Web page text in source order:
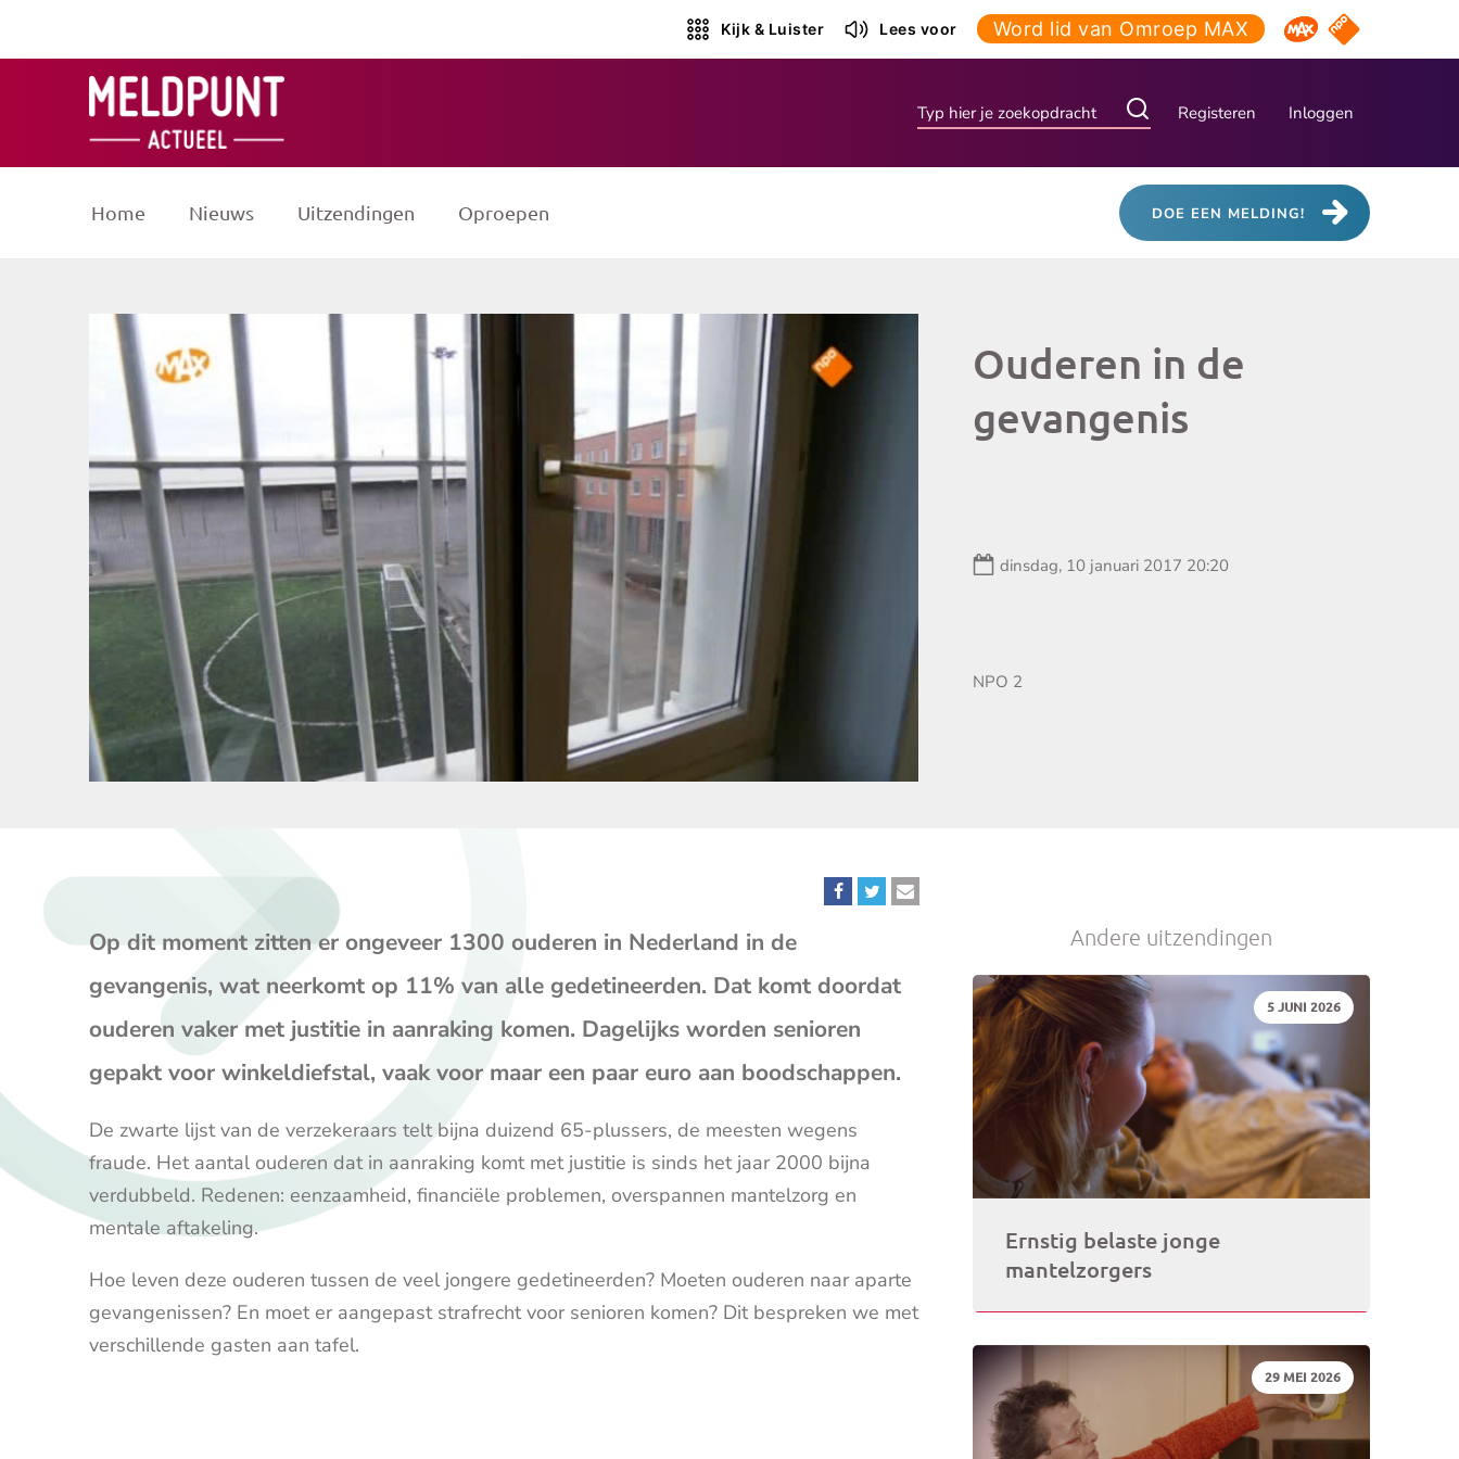
Kijk & Luister Lees voor Word lid van Omroep MAX Omroep MAX
NPO Start
Registeren Inloggen
Home Nieuws Uitzendingen Oproepen DOE EEN MELDING!
Ouderen in de
gevangenis
Datum:
dinsdag, 10 januari 2017 20:20
Zender:
NPO 2
Deel
op
Facebook
Deel
op
X
Deel
mailprogramma)
Op dit moment zitten er ongeveer 1300 ouderen in Nederland in de
gevangenis, wat neerkomt op 11% van alle gedetineerden. Dat komt doordat
ouderen vaker met justitie in aanraking komen. Dagelijks worden senioren
gepakt voor winkeldiefstal, vaak voor maar een paar euro aan boodschappen.
De zwarte lijst van de verzekeraars telt bijna duizend 65-plussers, de meesten wegens
fraude. Het aantal ouderen dat in aanraking komt met justitie is sinds het jaar 2000 bijna
verdubbeld. Redenen: eenzaamheid, financiële problemen, overspannen mantelzorg en
mentale aftakeling.
Hoe leven deze ouderen tussen de veel jongere gedetineerden? Moeten ouderen naar aparte
gevangenissen? En moet er aangepast strafrecht voor senioren komen? Dit bespreken we met
verschillende gasten aan tafel.
Andere uitzendingen
DATUM:
5 JUNI 2026
Ernstig belaste jonge
mantelzorgers
DATUM:
29 MEI 2026